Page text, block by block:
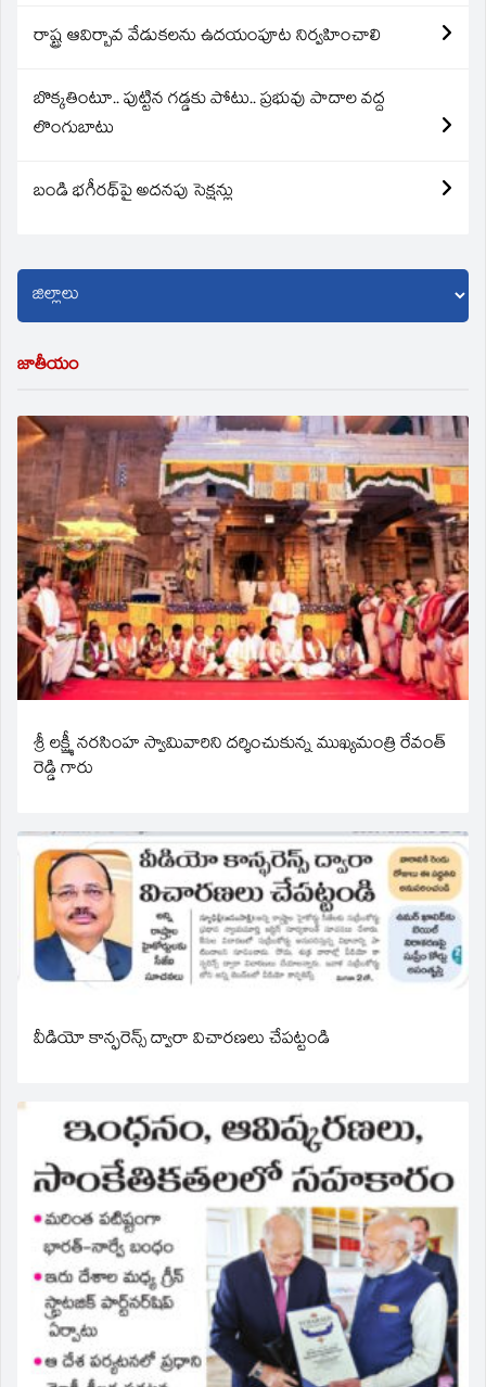
రాష్ట్ర ఆవిర్బావ వేడుకలను ఉదయంపూట నిర్వహించాలి
బొక్కతింటూ.. పుట్టిన గడ్డకు పోటు.. ప్రభువు పాదాల వద్ద
లొంగుబాటు
బండి భగీరథ్‌పై అదనపు సెక్షన్లు
జాతీయం
శ్రీ లక్ష్మీ నరసింహ స్వామివారిని దర్శించుకున్న ముఖ్యమంత్రి రేవంత్
రెడ్డి గారు
వీడియో కాన్ఫరెన్స్ ద్వారా విచారణలు చేపట్టండి